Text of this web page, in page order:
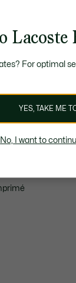
Lacoste
For optimal
YES, TAKE ME
No, I want to